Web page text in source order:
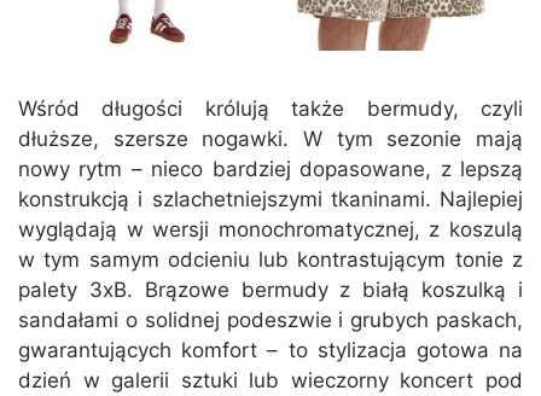
Wśród długości królują także bermudy, czyli
dłuższe, szersze nogawki. W tym sezonie mają
nowy rytm – nieco bardziej dopasowane, z lepszą
konstrukcją i szlachetniejszymi tkaninami. Najlepiej
wyglądają w wersji monochromatycznej, z koszulą
w tym samym odcieniu lub kontrastującym tonie z
palety 3xB. Brązowe bermudy z białą koszulką i
sandałami o solidnej podeszwie i grubych paskach,
gwarantujących komfort – to stylizacja gotowa na
dzień w galerii sztuki lub wieczorny koncert pod